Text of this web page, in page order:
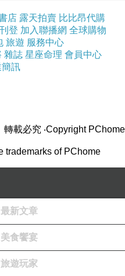
店 露天拍賣 比比昂代購
登 加入聯播網 全球購物
旅遊 服務中心
雜誌 星座命理 會員中心
訊
轉載必究 ‧Copyright PChome
trademarks of PChome
最新文章
美食饗宴
旅遊玩家